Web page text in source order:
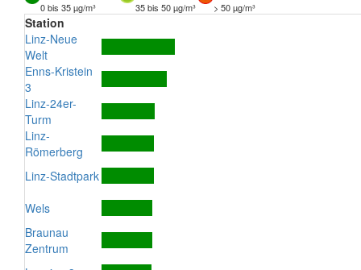
0 bis 35 µg/m³
35 bis 50 µg/m³ > 50 µg/m³
Station
Linz-Neue
Welt
Enns-Kristein
3
Linz-24er-
Turm
Linz-
Römerberg
Linz-Stadtpark
Wels
Braunau
Zentrum